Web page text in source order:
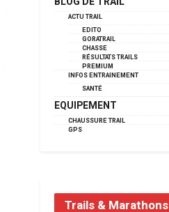
ACTU TRAIL
EDITO
GORATRAIL
CHASSE
RÉSULTATS TRAILS
PREMIUM
INFOS ENTRAINEMENT
SANTÉ
EQUIPEMENT
CHAUSSURE TRAIL
GPS
Trails & Marathons